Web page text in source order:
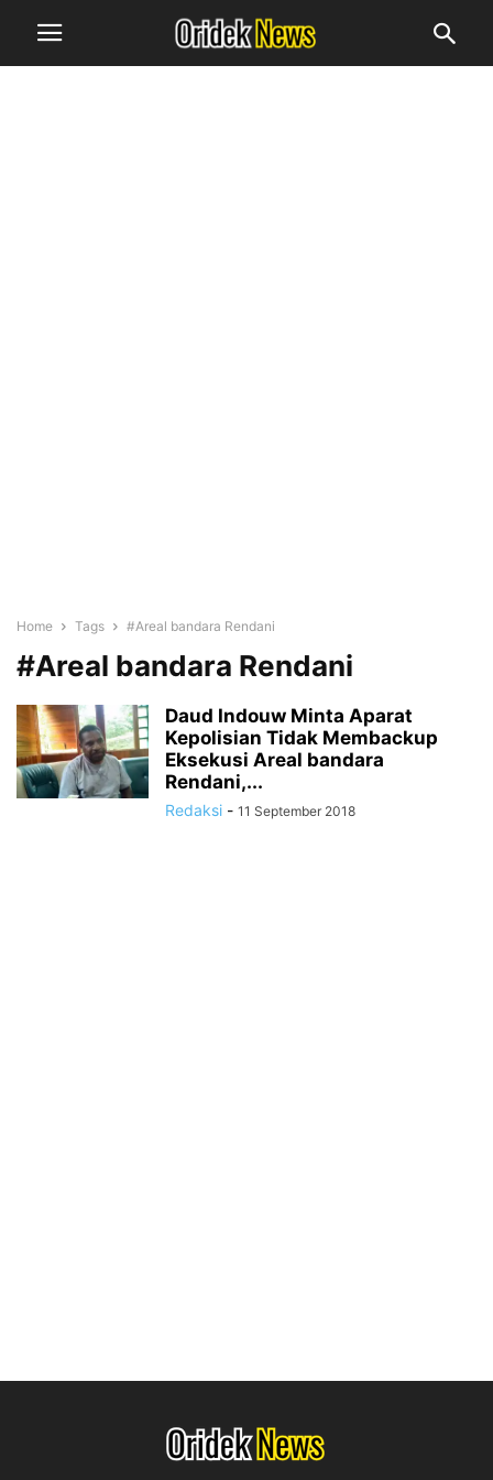
Home Tags #Areal bandara Rendani
#Areal bandara Rendani
Daud Indouw Minta Aparat
Kepolisian Tidak Membackup
Eksekusi Areal bandara
Rendani,...
Redaksi - 11 September 2018